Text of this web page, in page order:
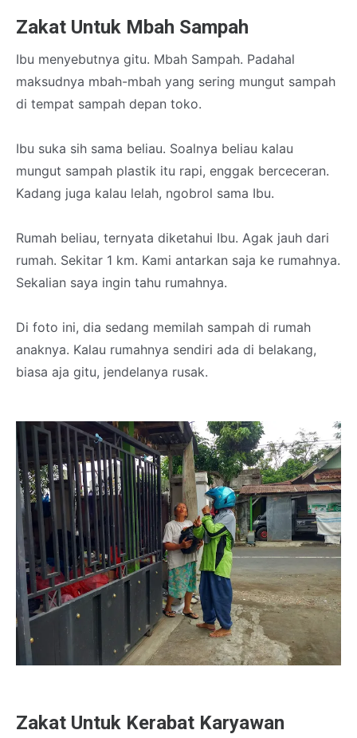
Zakat Untuk Mbah Sampah
Ibu menyebutnya gitu. Mbah Sampah. Padahal
maksudnya mbah-mbah yang sering mungut sampah
di tempat sampah depan toko.
Ibu suka sih sama beliau. Soalnya beliau kalau
mungut sampah plastik itu rapi, enggak berceceran.
Kadang juga kalau lelah, ngobrol sama Ibu.
Rumah beliau, ternyata diketahui Ibu. Agak jauh dari
rumah. Sekitar 1 km. Kami antarkan saja ke rumahnya.
Sekalian saya ingin tahu rumahnya.
Di foto ini, dia sedang memilah sampah di rumah
anaknya. Kalau rumahnya sendiri ada di belakang,
biasa aja gitu, jendelanya rusak.
Zakat Untuk Kerabat Karyawan